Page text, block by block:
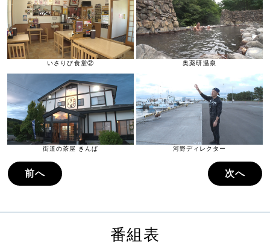
いさりび食堂② 奥薬研温泉
街道の茶屋 きんぱ 河野ディレクター
前へ 次へ
番組表